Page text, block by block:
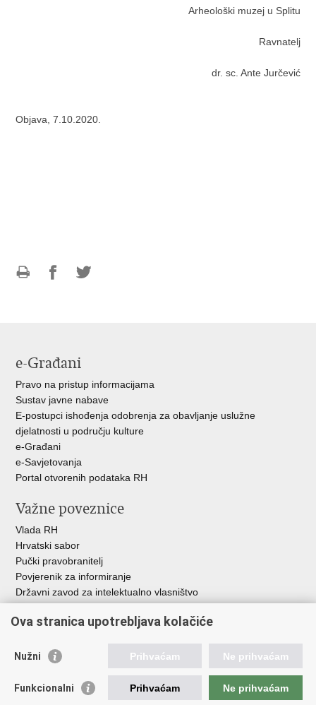
Arheološki muzej u Splitu
Ravnatelj
dr. sc. Ante Jurčević
Objava, 7.10.2020.
e-Građani
Pravo na pristup informacijama
Sustav javne nabave
E-postupci ishođenja odobrenja za obavljanje uslužne
djelatnosti u području kulture
e-Građani
e-Savjetovanja
Portal otvorenih podataka RH
Važne poveznice
Vlada RH
Hrvatski sabor
Pučki pravobranitelj
Povjerenik za informiranje
Državni zavod za intelektualno vlasništvo
HAKOM
Ostale poveznice
Hrvatski audiovizualni centar
Ova stranica upotrebljava kolačiće
Nužni Prihvaćam Ne prihvaćam
Funkcionalni Prihvaćam Ne prihvaćam